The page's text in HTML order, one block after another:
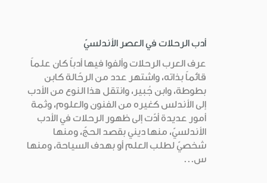
أدب الرحلات في العصر الأندلسيّ
عرف العرب الرحلات وألفوا فيها أدباً كان علماً
قائماً بذاته، واشتهر عدد من الرحّالة كابن
بطوطة، وابن جُبير، وانتقل هذا النوع من الأدب
إلى الأندلس كغيره من الفنون والعلوم، وثمة
أمور عديدة أدّت إلى ظهور الرحلات في الأدب
الأندلسيّ، منها ديني بقصد الحجّ، ومنها
شخصيّ لطلب العلم أو بهدف السياحة، ومنها
س...